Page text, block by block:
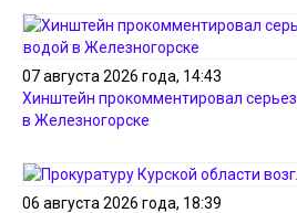
07 августа 2026 года, 14:43
Хинштейн прокомментировал
в Железногорске
06 августа 2026 года, 18:39